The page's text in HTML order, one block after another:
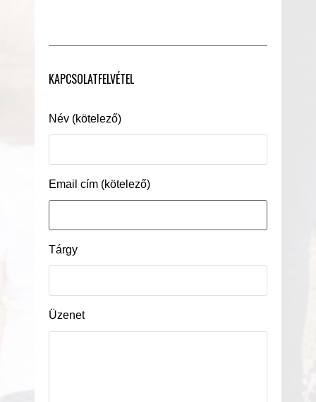
KAPCSOLATFELVÉTEL
Név (kötelező)
Email cím (kötelező)
Tárgy
Üzenet